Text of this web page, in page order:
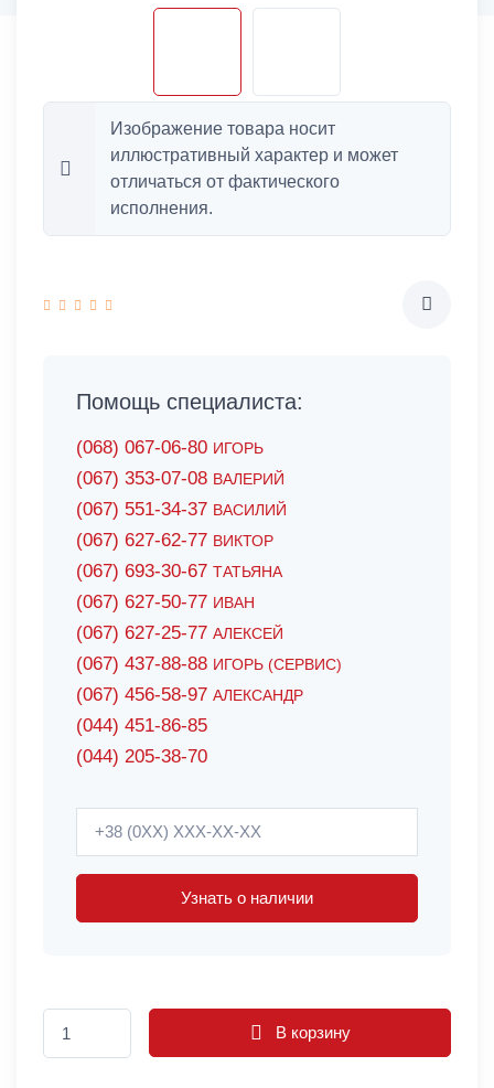
Изображение товара носит
иллюстративный характер и может
отличаться от фактического
исполнения.
Помощь специалиста:
(068) 067-06-80 ИГОРЬ
(067) 353-07-08 ВАЛЕРИЙ
(067) 551-34-37 ВАСИЛИЙ
(067) 627-62-77 ВИКТОР
(067) 693-30-67 ТАТЬЯНА
(067) 627-50-77 ИВАН
(067) 627-25-77 АЛЕКСЕЙ
(067) 437-88-88 ИГОРЬ (СЕРВИС)
(067) 456-58-97 АЛЕКСАНДР
(044) 451-86-85
(044) 205-38-70
Узнать о наличии
В корзину